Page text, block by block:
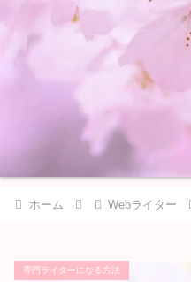
ホーム Webライター
専門ライターになる方法